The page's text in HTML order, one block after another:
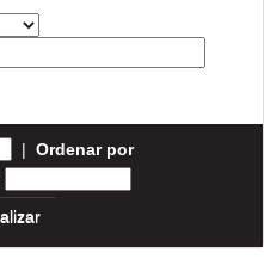
| Ordenar por